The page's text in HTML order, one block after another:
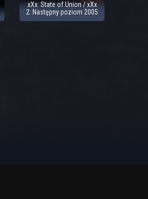
xXx: State of Union / xXx
2: Następny poziom 2005